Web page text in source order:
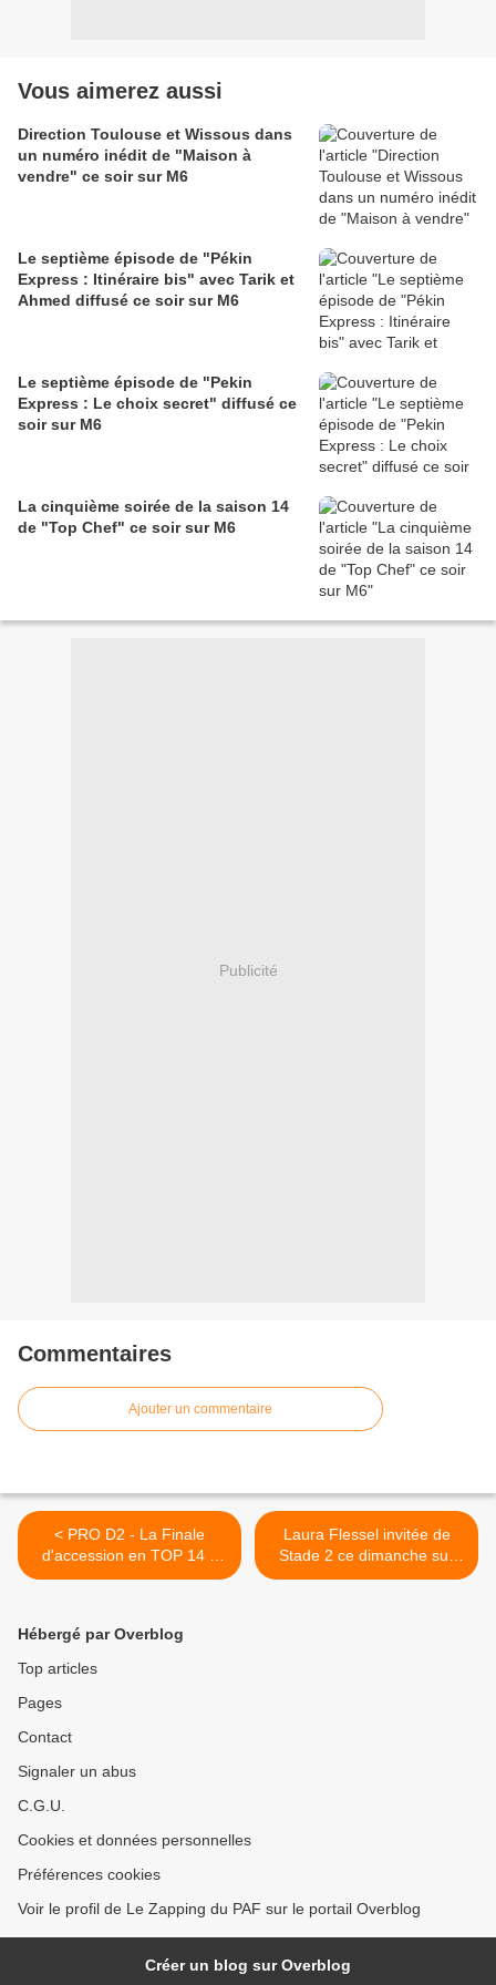
Vous aimerez aussi
Direction Toulouse et Wissous dans
un numéro inédit de "Maison à
vendre" ce soir sur M6
Le septième épisode de "Pékin
Express : Itinéraire bis" avec Tarik et
Ahmed diffusé ce soir sur M6
Le septième épisode de "Pekin
Express : Le choix secret" diffusé ce
soir sur M6
La cinquième soirée de la saison 14
de "Top Chef" ce soir sur M6
Publicité
Commentaires
Ajouter un commentaire
< PRO D2 - La Finale
d'accession en TOP 14 à
suivre sur France 3
Laura Flessel invitée de
Stade 2 ce dimanche sur
France 2 >
Hébergé par Overblog
Top articles
Pages
Contact
Signaler un abus
C.G.U.
Cookies et données personnelles
Préférences cookies
Voir le profil de Le Zapping du PAF sur le portail Overblog
Créer un blog sur Overblog